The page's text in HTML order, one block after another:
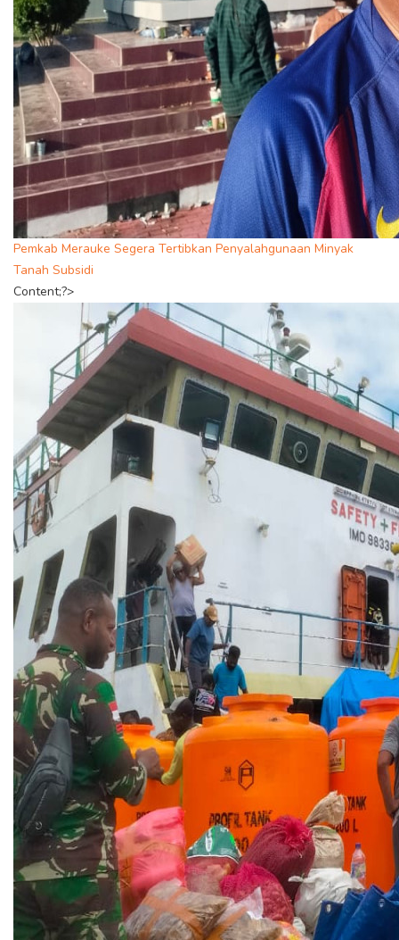
Pemkab Merauke Segera Tertibkan Penyalahgunaan Minyak
Tanah Subsidi
Content;?>